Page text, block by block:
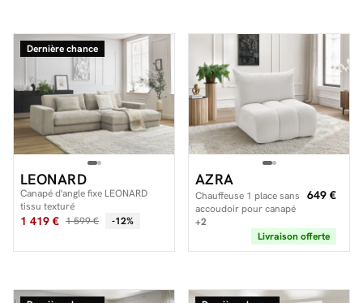
Dernière chance
LEONARD
Canapé d'angle fixe LEONARD
tissu texturé
1 419 € 1 599 € -12%
AZRA
Chauffeuse 1 place sans
accoudoir pour canapé
modulable AZRA tissu
649 €
+2
Livraison offerte